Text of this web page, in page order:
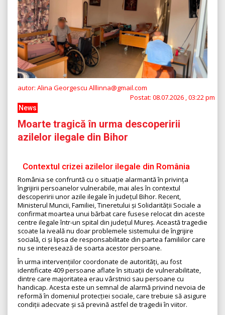
autor: Alina Georgescu Alllinna@gmail.com
Postat: 08.07.2026 , 03:22 pm
News
Moarte tragică în urma descoperirii
azilelor ilegale din Bihor
Contextul crizei azilelor ilegale din România
România se confruntă cu o situație alarmantă în privința
îngrijirii persoanelor vulnerabile, mai ales în contextul
descoperirii unor azile ilegale în județul Bihor. Recent,
Ministerul Muncii, Familiei, Tineretului și Solidarității Sociale a
confirmat moartea unui bărbat care fusese relocat din aceste
centre ilegale într-un spital din județul Mureș. Această tragedie
scoate la iveală nu doar problemele sistemului de îngrijire
socială, ci și lipsa de responsabilitate din partea familiilor care
nu se interesează de soarta acestor persoane.
În urma intervențiilor coordonate de autorități, au fost
identificate 409 persoane aflate în situații de vulnerabilitate,
dintre care majoritatea erau vârstnici sau persoane cu
handicap. Acesta este un semnal de alarmă privind nevoia de
reformă în domeniul protecției sociale, care trebuie să asigure
condiții adecvate și să prevină astfel de tragedii în viitor.